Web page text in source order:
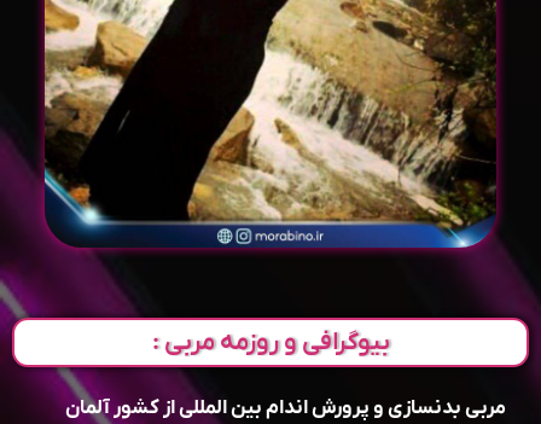
بیوگرافی و روزمه مربی :
مربی بدنسازی و پرورش اندام بین المللی از کشور آلمان